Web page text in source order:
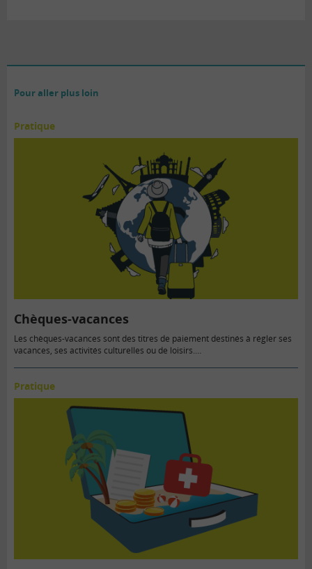
Pour aller plus loin
Pratique
Chèques-vacances
Les chèques-vacances sont des titres de paiement destinés à régler ses
vacances, ses activités culturelles ou de loisirs.…
Pratique